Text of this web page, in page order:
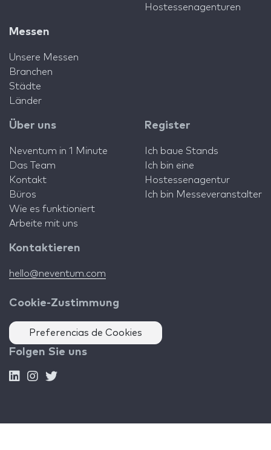
Hostessenagenturen
Messen
Unsere Messen
Branchen
Städte
Länder
Über uns
Neventum in 1 Minute
Das Team
Kontakt
Büros
Wie es funktioniert
Arbeite mit uns
Register
Ich baue Stands
Ich bin eine
Hostessenagentur
Ich bin Messeveranstalter
Kontaktieren
hello@neventum.com
Cookie-Zustimmung
Preferencias de Cookies
Folgen Sie uns